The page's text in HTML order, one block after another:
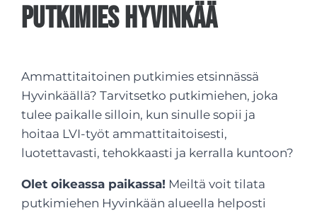
Putkimies Hyvinkää
Ammattitaitoinen putkimies etsinnässä
Hyvinkäällä? Tarvitsetko putkimiehen, joka
tulee paikalle silloin, kun sinulle sopii ja
hoitaa LVI-työt ammattitaitoisesti,
luotettavasti, tehokkaasti ja kerralla kuntoon?
Olet oikeassa paikassa! Meiltä voit tilata
putkimiehen Hyvinkään alueella helposti